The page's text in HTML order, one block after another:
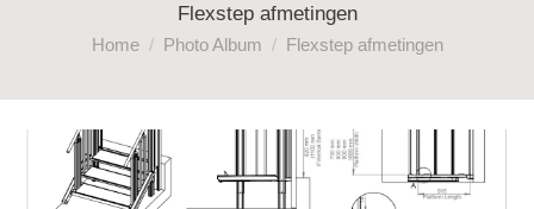
Flexstep afmetingen
Je bent hier:
Home Photo Album Flexstep afmetingen